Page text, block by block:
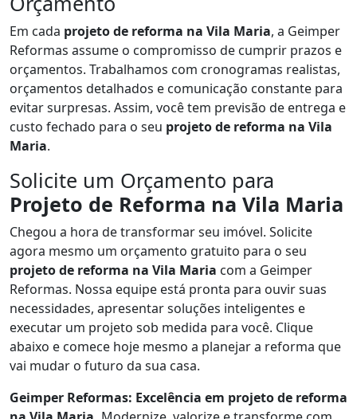
Em cada projeto de reforma na Vila Maria, a Geimper
Reformas assume o compromisso de cumprir prazos e
orçamentos. Trabalhamos com cronogramas realistas,
orçamentos detalhados e comunicação constante para
evitar surpresas. Assim, você tem previsão de entrega e
custo fechado para o seu projeto de reforma na Vila
Maria.
Solicite um Orçamento para
Projeto de Reforma na Vila Maria
Chegou a hora de transformar seu imóvel. Solicite
agora mesmo um orçamento gratuito para o seu
projeto de reforma na Vila Maria com a Geimper
Reformas. Nossa equipe está pronta para ouvir suas
necessidades, apresentar soluções inteligentes e
executar um projeto sob medida para você. Clique
abaixo e comece hoje mesmo a planejar a reforma que
vai mudar o futuro da sua casa.
Geimper Reformas: Excelência em projeto de reforma